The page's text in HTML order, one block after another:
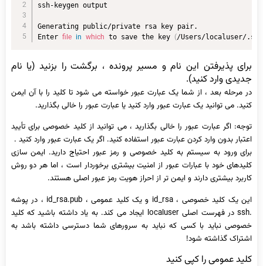
ssh-keygen output
Generating public/private rsa key pair.
Enter file in which to save the key (/Users/localuser/
برای پذیرفتن این نام و مسیر پرونده ، برگشت را بزنید (یا نام
جدیدی وارد کنید).
در مرحله بعد ، از شما یک عبارت عبور خواسته می شود تا کلید را با آن ایمن
کنید. می توانید یک عبارت عبور وارد کنید یا عبارت عبور را خالی بگذارید.
توجه: اگر عبارت عبور را خالی بگذارید ، می توانید از کلید خصوصی برای تأیید
اعتبار بدون وارد کردن عبارت عبور استفاده کنید. اگر یک عبارت عبور وارد کنید .
برای ورود به سیستم به کلید خصوصی و رمز عبور احتیاج دارید. ایمن سازی
کلیدهای خود با عبارات عبور از امنیت بیشتری برخوردار است ، اما هر دو روش
کاربرد بیشتری دارند و ایمن تر از احراز هویت رمز عبور اصلی هستند.
این یک کلید خصوصی ، id_rsa و یک کلید عمومی ، id_rsa.pub ، در پوشه
.ssh در فهرست اصلی localuser ایجاد می کند. به یاد داشته باشید که کلید
خصوصی نباید با کسی که نباید به سرورهای شما دسترسی داشته باشد به
اشتراک گذاشته شود!
کلید عمومی را کپی کنید